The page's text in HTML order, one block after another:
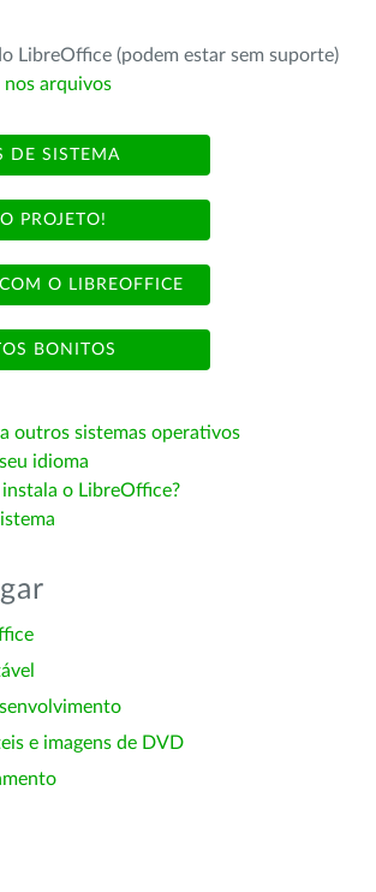
LibreOffice (podem estar sem suporte)
nos arquivos
DE SISTEMA
PROJETO!
O LIBREOFFICE
BONITOS
outros sistemas operativos
idioma
o LibreOffice?
e imagens de DVD